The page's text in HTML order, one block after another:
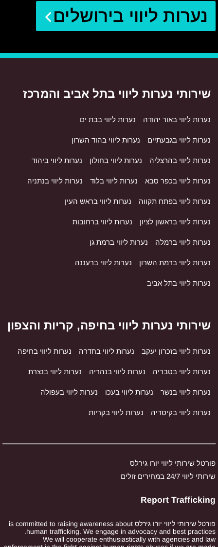
נערות ליווי בירושלים
שירותי נערות ליווי בתל אביב והמרכז
נערות ליווי באור יהודה נערות ליווי בבת ים
נערות ליווי בגבעתיים נערות ליווי בהוד השרון
נערות ליווי בהרצליה נערות ליווי בחולון נערות ליווי ביהוד
נערות ליווי בכפר סבא נערות ליווי בלוד נערות ליווי בנתניה
נערות ליווי בפתח תקווה נערות ליווי בראש העין
נערות ליווי בראשון לציון נערות ליווי ברחובות
נערות ליווי ברמלה נערות ליווי ברמת גן
נערות ליווי ברמת השרון נערות ליווי ברעננה
נערות ליווי בתל אביב
שירותי נערות ליווי בחיפה, קריות והצפון
נערות ליווי בזכרון יעקב נערות ליווי בחדרה נערות ליווי בחיפה
נערות ליווי בטבריה נערות ליווי בנהריה נערות ליווי בנצרת
נערות ליווי בנשר נערות ליווי בעכו נערות ליווי בעפולה
נערות ליווי בקיסריה נערות ליווי בקריות
פורטל שירותי ליווי יורו גירלס
שירותי ליווי 24/7 במחירים זולים
Report Trafficking
פורטל שירותי ליווי יורו גירלס is committed to raising awareness about
human trafficking. We engage in advocacy and best practices.
We will cooperate enthusiastically with agencies and law